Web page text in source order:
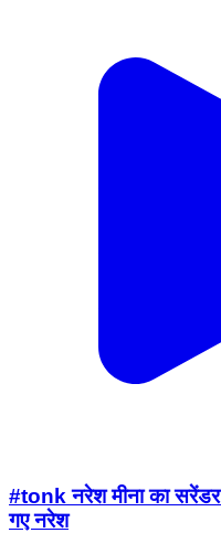
#tonk नरेश मीना का सरेंडर
गए नरेश